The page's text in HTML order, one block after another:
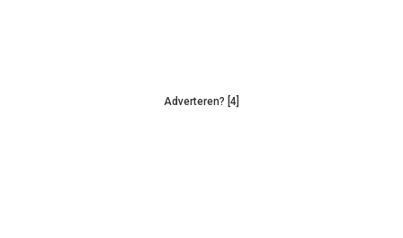
Adverteren? [4]